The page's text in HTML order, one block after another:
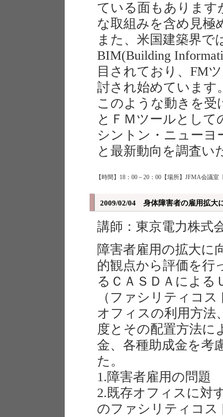
ている面もあります
な取組みを含め見極
また、米国建築界で
BIM(Building
目されており、FM
討され始めています
このような動きを受
とＦＭツールとして
シントン・ニューヨ
と最新動向を調査い
【時間】18：00－20：00【場所】JFMA会議
2009/02/04 身体障害者の雇用拡大
講師：東京電力株
障害者雇用の拡大に
的観点から評価を行
るＣＡＳＤＡによる
（ファシリティコ
オフィスの利用方法
度とその配置方法に
金、各種助成金を考
た。
1.障害者雇用の問題
2.既存オフィスに対
のファシリティコス